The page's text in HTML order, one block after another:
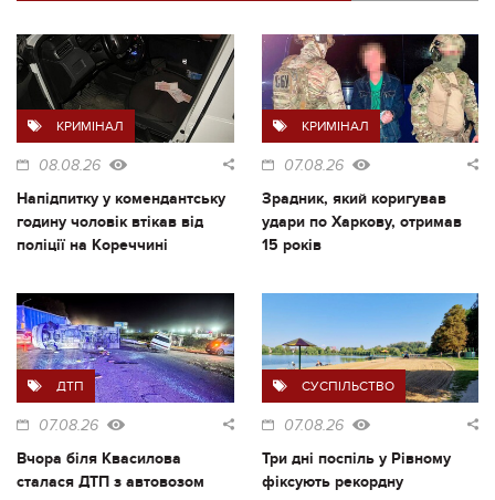
КРИМІНАЛ
08.08.26
Напідпитку у комендантську
годину чоловік втікав від
поліції на Кореччині
КРИМІНАЛ
07.08.26
Зрадник, який коригував
удари по Харкову, отримав
15 років
ДТП
07.08.26
Вчора біля Квасилова
сталася ДТП з автовозом
СУСПІЛЬСТВО
07.08.26
Три дні поспіль у Рівному
фіксують рекордну